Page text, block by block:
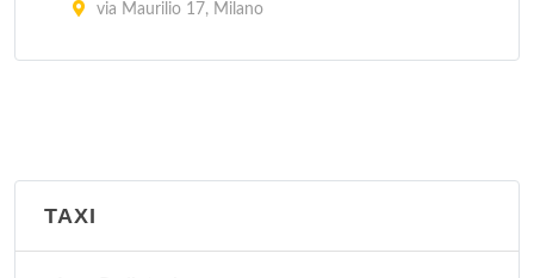
via Maurilio 17, Milano
via Carlo Farini 70, Milano
TAXI